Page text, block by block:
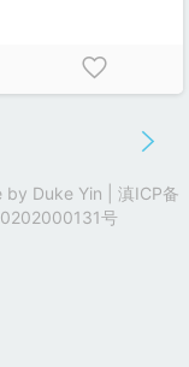
by Duke Yin
滇ICP备
号